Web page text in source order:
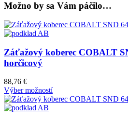
Možno by sa Vám páčilo…
Záťažový koberec COBALT
horčicový
88,76 €
Výber možností